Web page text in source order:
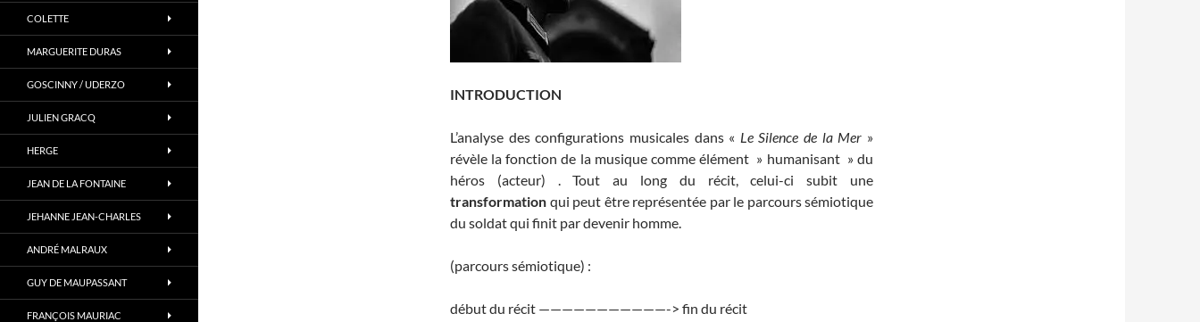
INTRODUCTION
L’analyse des configurations musicales dans « Le Silence de la Mer »
révèle la fonction de la musique comme élément » humanisant » du
héros (acteur) . Tout au long du récit, celui-ci subit une
transformation qui peut être représentée par le parcours sémiotique
du soldat qui finit par devenir homme.
(parcours sémiotique) :
début du récit ———————————-> fin du récit
COLETTE
MARGUERITE DURAS
GOSCINNY / UDERZO
JULIEN GRACQ
HERGE
JEAN DE LA FONTAINE
JEHANNE JEAN-CHARLES
ANDRÉ MALRAUX
GUY DE MAUPASSANT
FRANÇOIS MAURIAC